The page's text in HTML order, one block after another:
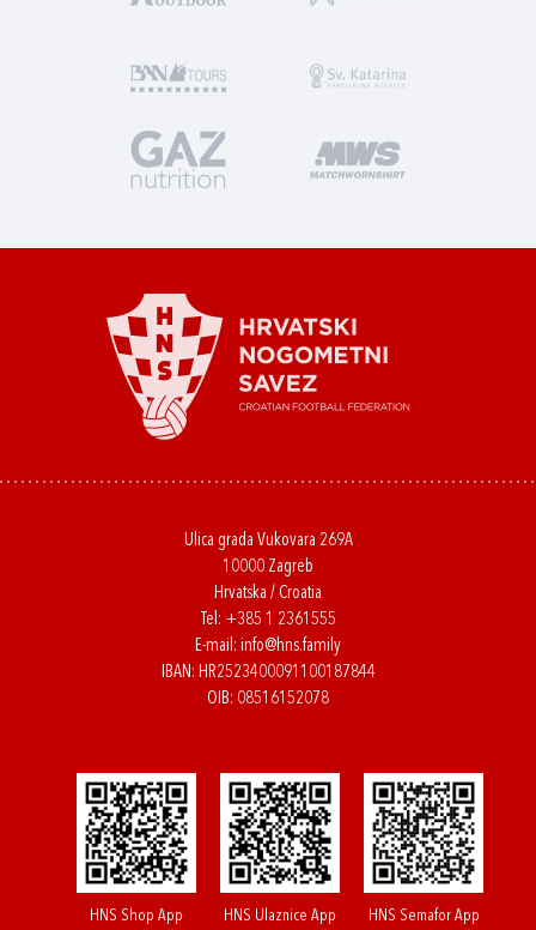
Ulica grada Vukovara 269A
10000 Zagreb
Hrvatska / Croatia
Tel: +385 1 2361555
E-mail: info@hns.family
IBAN: HR2523400091100187844
OIB: 08516152078
HNS Shop App HNS Ulaznice App HNS Semafor App